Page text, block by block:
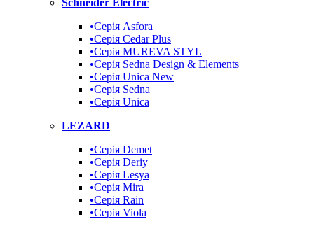
•Серія Asfora
•Серія Cedar Plus
•Серія MUREVA STYL
•Серія Sedna Design & Elements
•Серія Unica New
•Серія Sedna
•Серія Unica
LEZARD
•Серія Demet
•Серія Deriy
•Серія Lesya
•Серія Mira
•Серія Rain
•Серія Viola